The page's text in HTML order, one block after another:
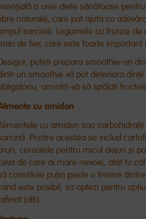
a unei diete sănătoase
naturale, care pot ajuta cu
sarcinii). Legumele cu frunze
de fier, care este foarte important
puteți prepara smoothie-uri
un smoothie vă pot deteriora
amintiți-vă să spălați
cu amidon
cu amidon sau
Printre acestea se includ
cerealele pentru micul dejun și
de care ai mare nevoie, atât tu
constituie puțin peste o treime
este posibil, sa optezi pentru
(alb).